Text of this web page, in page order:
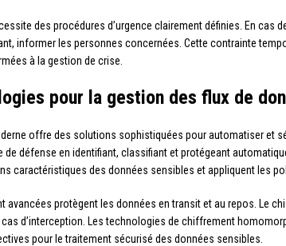
des procédures d’urgence clairement définies. En
informer les personnes concernées. Cette contrainte
à la gestion de crise.
pour la gestion des flux de
offre des solutions sophistiquées pour automatiser et
de défense en identifiant, classifiant et protégeant
caractéristiques des données sensibles et appliquent les
avancées protègent les données en transit et au repos. Le
d’interception. Les technologies de chiffrement
pour le traitement sécurisé des données sensibles.